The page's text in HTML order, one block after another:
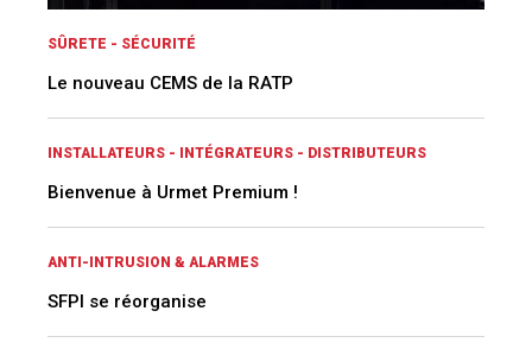
SÛRETE - SÉCURITÉ
Le nouveau CEMS de la RATP
INSTALLATEURS - INTÉGRATEURS - DISTRIBUTEURS
Bienvenue à Urmet Premium !
ANTI-INTRUSION & ALARMES
SFPI se réorganise